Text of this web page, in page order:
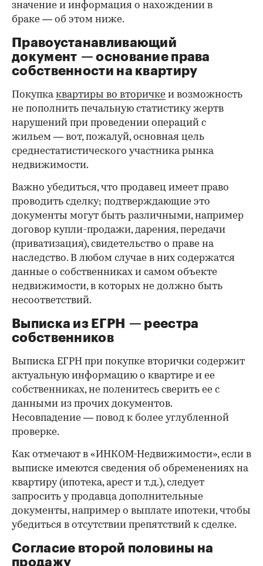
00:00 / 00:00
значение и информация о нахождении в
браке — об этом ниже.
Правоустанавливающий
документ — основание права
собственности на квартиру
Покупкаквартиры во вторичке и возможность
не пополнить печальную статистику жертв
нарушений при проведении операций с
жильем — вот, пожалуй, основная цель
среднестатистического участника рынка
недвижимости.
Важно убедиться, что продавец имеет право
проводить сделку; подтверждающие это
документы могут быть различными, например
договор купли-продажи, дарения, передачи
(приватизация), свидетельство о праве на
наследство. В любом случае в них содержатся
данные о собственниках и самом объекте
недвижимости, в которых не должно быть
несоответствий.
Выписка из ЕГРН — реестра
собственников
Выписка ЕГРН при покупке вторички содержит
актуальную информацию о квартире и ее
собственниках, не поленитесь сверить ее с
данными из прочих документов.
Несовпадение — повод к более углубленной
проверке.
Как отмечают в «ИНКОМ-Недвижимости», если в
выписке имеются сведения об обременениях на
квартиру (ипотека, арест и т.д.), следует
запросить у продавца дополнительные
документы, например о выплате ипотеки, чтобы
убедиться в отсутствии препятствий к сделке.
Согласие второй половины на
продажу